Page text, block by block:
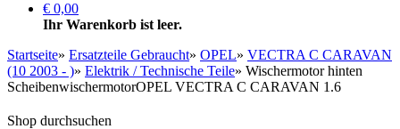
€ 0,00
Ihr Warenkorb ist leer.
Startseite» Ersatzteile Gebraucht» OPEL» VECTRA C CARAVAN
(10 2003 - )» Elektrik / Technische Teile» Wischermotor hinten
ScheibenwischermotorOPEL VECTRA C CARAVAN 1.6
Shop durchsuchen